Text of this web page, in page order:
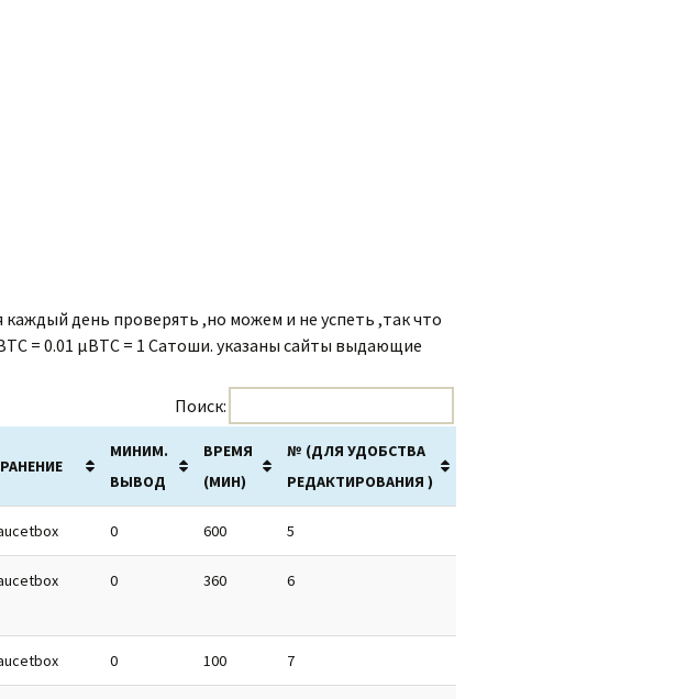
день проверять ,но можем и не успеть ,так что
= 0.01 µBTC = 1 Сатоши. указаны сайты выдающие
Поиск:
МИНИМ.
ВЫВОД
ВРЕМЯ
(МИН)
№ (ДЛЯ УДОБСТВА
РЕДАКТИРОВАНИЯ )
0 600 5
0 360 6
0 100 7